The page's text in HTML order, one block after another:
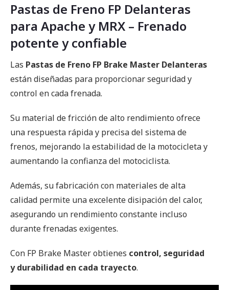
Pastas de Freno FP Delanteras
para Apache y MRX – Frenado
potente y confiable
Las Pastas de Freno FP Brake Master Delanteras
están diseñadas para proporcionar seguridad y
control en cada frenada.
Su material de fricción de alto rendimiento ofrece
una respuesta rápida y precisa del sistema de
frenos, mejorando la estabilidad de la motocicleta y
aumentando la confianza del motociclista.
Además, su fabricación con materiales de alta
calidad permite una excelente disipación del calor,
asegurando un rendimiento constante incluso
durante frenadas exigentes.
Con FP Brake Master obtienes control, seguridad
y durabilidad en cada trayecto.